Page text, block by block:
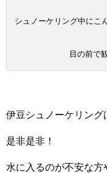
シュノーケリング中にこ
目の前で
伊豆シュノーケリング
是非是非！
水に入るのが不安な方